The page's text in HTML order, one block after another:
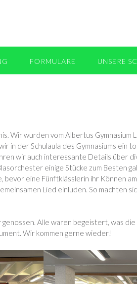
FORMULARE UNSERE
Wir wurden vom Albertus Gymnasium
in der Schulaula des Gymnasiums ein
wir auch interessante Details über
einige Stücke zum Besten
eine Fünftklässlerin ihr Können am
Lied einluden. So machten
Alle waren begeistert, was
Wir kommen gerne wieder!